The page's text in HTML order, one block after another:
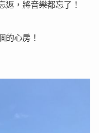
返，將音樂都忘了！
的心房！